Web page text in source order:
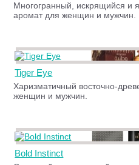
Многогранный, искрящийся и
аромат для женщин и мужчин.
Tiger Eye
Харизматичный восточно-
женщин и мужчин.
Bold Instinct